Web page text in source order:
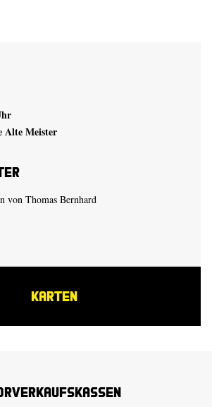
Alte Meister
von Thomas Bernhard
KARTEN